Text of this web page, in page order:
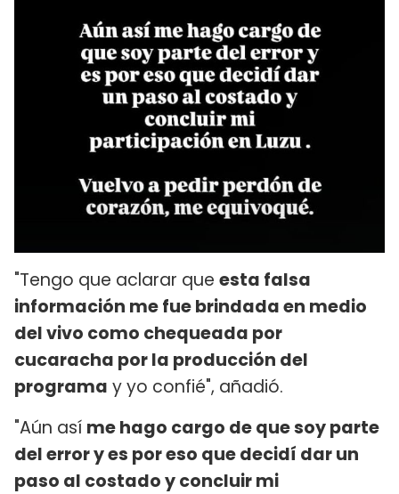
"Tengo que aclarar que esta falsa
información me fue brindada en medio
del vivo como chequeada por
cucaracha por la producción del
programa y yo confié", añadió.
"Aún así me hago cargo de que soy parte
del error y es por eso que decidí dar un
paso al costado y concluir mi